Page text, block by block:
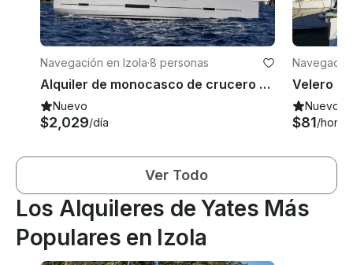
Navegación en Izola·8 personas
Alquiler de monocasco de crucero Dufour 520 de 50 pies para 8 personas en Liubliana, Eslovenia
Nuevo
$2,029/día
Nuevo
$81/hora
Ver Todo
Los Alquileres de Yates Más
Populares en Izola